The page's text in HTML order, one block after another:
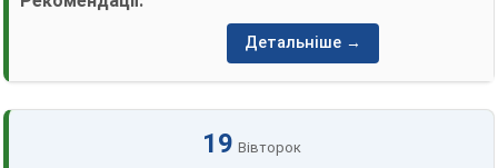
Детальніше →
19 Вівторок